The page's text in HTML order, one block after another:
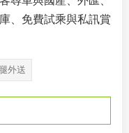
、免費試乘與私訊賞
外送